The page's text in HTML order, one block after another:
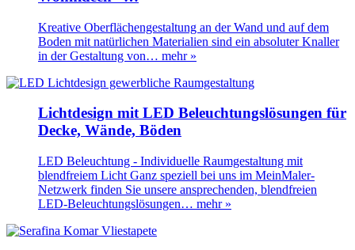
Kreative Oberflächengestaltung an der Wand und auf dem
Boden mit natürlichen Materialien sind ein absoluter Knaller
in der Gestaltung von… mehr »
Lichtdesign mit LED Beleuchtungslösungen für
Decke, Wände, Böden
LED Beleuchtung - Individuelle Raumgestaltung mit
blendfreiem Licht Ganz speziell bei uns im MeinMaler-
Netzwerk finden Sie unsere ansprechenden, blendfreien
LED-Beleuchtungslösungen… mehr »